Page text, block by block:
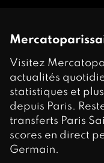
Visitez
actualités
statistiques et
depuis Paris.
transferts Paris
scores en direct
Germain.